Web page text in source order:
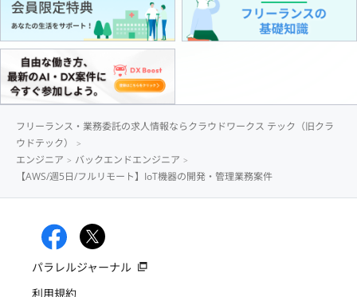
フリーランス・業務委託の求人情報ならクラウドワークス テック（旧クラ
ウドテック）
エンジニア
バックエンドエンジニア
【AWS/週5日/フルリモート】IoT機器の開発・管理業務案件
パラレルジャーナル
利用規約